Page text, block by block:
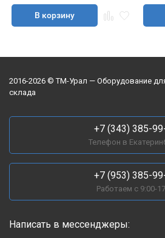
В корзину
2016-2026 © ТМ-Урал — Оборудование
склада
+7 (343) 385-
Телефон в
+7 (953) 385-
Работаем с 9:00-
Написать в мессенджеры: